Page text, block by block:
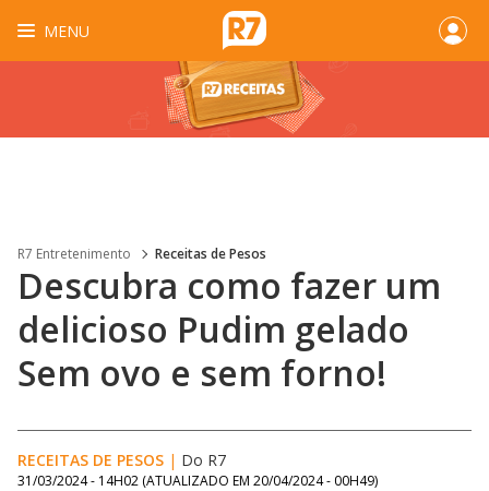
MENU
R7 Entretenimento Receitas de Pesos
Descubra como fazer um
delicioso Pudim gelado
Sem ovo e sem forno!
RECEITAS DE PESOS | Do R7
31/03/2024 - 14H02 (ATUALIZADO EM 20/04/2024 - 00H49)